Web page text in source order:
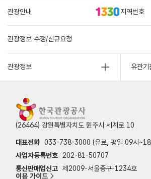
관광안내 지역번호
관광정보 수정/신규요청
관광정보 유관기
(26464) 강원특별자치도 원주시 세계로 10
대표전화 033-738-3000 (유료, 평일 09시~18
사업자등록번호
202-81-50707
통신판매업신고 제2009-서울중구-1234호
이용 가이드